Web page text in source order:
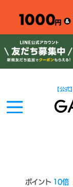
ポイント 10倍
【公式】